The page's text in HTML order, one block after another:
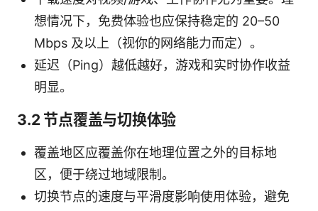
想情况下，免费体验也应保持稳定的 20–50
Mbps 及以上（视你的网络能力而定）。
延迟（Ping）越低越好，游戏和实时协作收益
明显。
3.2 节点覆盖与切换体验
覆盖地区应覆盖你在地理位置之外的目标地
区，便于绕过地域限制。
切换节点的速度与平滑度影响使用体验，避免